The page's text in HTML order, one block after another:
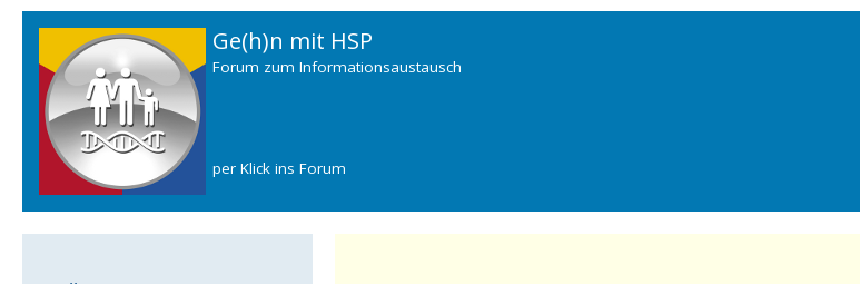
Ge(h)n mit HSP
Forum zum Informationsaustausch
per Klick ins Forum